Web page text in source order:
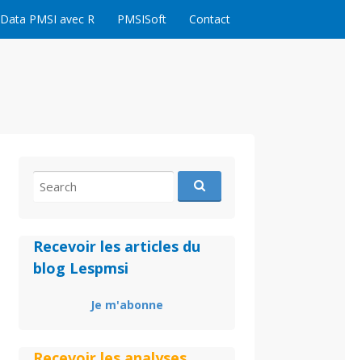
Data PMSI avec R PMSISoft Contact
for:
Recevoir les articles du
blog Lespmsi
Je m'abonne